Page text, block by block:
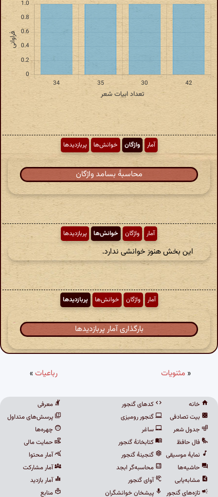
آمار واژگان خوانش‌ها پربازدیدها
محاسبهٔ بسامد واژگان
آمار واژگان خوانش‌ها پربازدیدها
این بخش هنوز خوانشی ندارد.
آمار واژگان خوانش‌ها پربازدیدها
بارگذاری آمار پربازدیدها
رباعیات » « مثنویات
خانه
بیت تصادفی
جدول شعر
فال حافظ
نمایهٔ موسیقی
حاشیه‌ها
مشابه‌یابی
تازه‌های گنجور
کدهای گنجور
گنجور رومیزی
ساغر
کتابخانهٔ گنجور
گنجینهٔ گنجور
محاسبه‌گر ابجد
آوای گنجور
پیشخان خوانشگران
معرفی
پرسش‌های متداول
چهره‌ها
حمایت مالی
آمار محتوا
آمار مشارکت
آمار بازدید
منابع